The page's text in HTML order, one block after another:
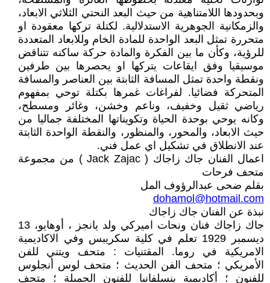
وبحدودها اللامتناهية من حيث البعد النحتي الثلاثي الابعاد،
والزمكانية الجوهرية الاستدلالية. لكتلة تركها معقودة او
متحررة تمثل البعد الواحدة للمادة الخام وللابعاد المتعددة
للرؤية، وكأن ما بين الفكرة والمادة حركة ساكنه تتناقض
موسيقيا وفق ايقاعات يتركها او يحصرها بين طرفين
ونقطة واحدة تمثل المسافة الثابتة بين العناصر والمسافة
المتحركة فضائيا. لفراغات غمرها بكتلة توحي بمفهوم
رياضي ثقيل وخفيف، وناعم وخشن، وغائر ومسطح،
وكانه يوحي بوحدة الحياة وتكويناتها المختلفة جماليا من
حيث الابعاد، والمحور، والمنظور، والنقطة الواحدة الثابتة
عند الانطلاق في تشكيل اي عمل فني.
اعمال الفنان جاك زاجاك ( Jack Zajac ) من مجموعة
متحف فرحات
بقلم ضحى عبدالرؤوف المل
dohamol@hotmail.com
نبذة عن الفنان جاك زاجاك
جاك زاجاك فنان ونحات اميركي ولد يانجز ، أوهايو، 13
ديسمبر 1929 تعلم في كلية سكريبس وفي الاكاديمية
الامريكية في روما. المقتنيات : متحف ويتني للفن
الأمريكي ؛ متحف الفن الحديث ؛ متحف لوس أنجلوس
للفنون ؛ أكاديمية بنسلفانيا للفنون الجميلة ؛ متحف